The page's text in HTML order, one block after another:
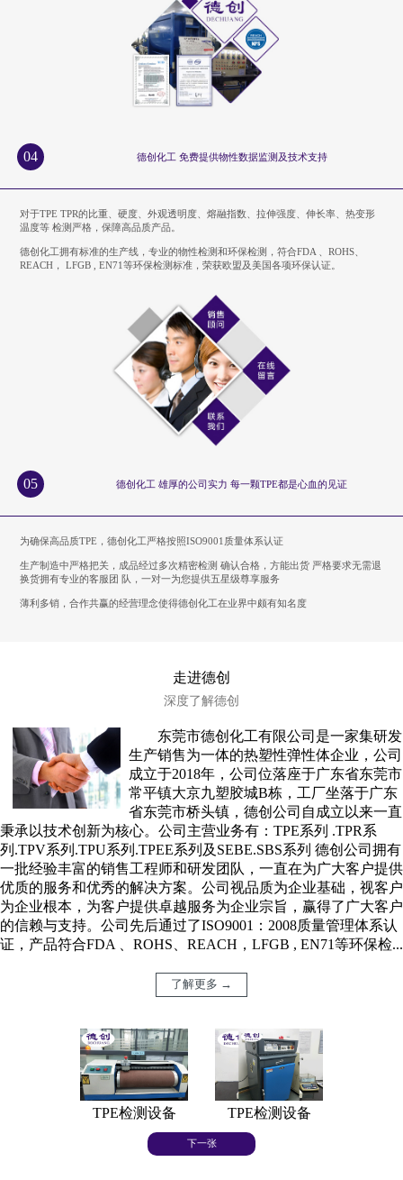
04 德创化工 免费提供物性数据监测及技术支持
对于TPE TPR的比重、硬度、外观透明度、熔融指数、拉伸强度、伸长率、热变形
温度等 检测严格，保障高品质产品。
德创化工拥有标准的生产线，专业的物性检测和环保检测，符合FDA 、ROHS、
REACH， LFGB , EN71等环保检测标准，荣获欧盟及美国各项环保认证。
05 德创化工 雄厚的公司实力 每一颗TPE都是心血的见证
为确保高品质TPE，德创化工严格按照ISO9001质量体系认证
生产制造中严格把关，成品经过多次精密检测 确认合格，方能出货 严格要求无需退
换货拥有专业的客服团 队，一对一为您提供五星级尊享服务
薄利多销，合作共赢的经营理念使得德创化工在业界中颇有知名度
走进德创
深度了解德创
东莞市德创化工有限公司是一家集研发
生产销售为一体的热塑性弹性体企业，公司
成立于2018年，公司位落座于广东省东莞市
常平镇大京九塑胶城B栋，工厂坐落于广东
省东莞市桥头镇，德创公司自成立以来一直
秉承以技术创新为核心。公司主营业务有：TPE系列 .TPR系
列.TPV系列.TPU系列.TPEE系列及SEBE.SBS系列 德创公司拥有
一批经验丰富的销售工程师和研发团队，一直在为广大客户提供
优质的服务和优秀的解决方案。公司视品质为企业基础，视客户
为企业根本，为客户提供卓越服务为企业宗旨，赢得了广大客户
的信赖与支持。公司先后通过了ISO9001：2008质量管理体系认
证，产品符合FDA 、ROHS、REACH，LFGB , EN71等环保检...
了解更多 →
TPE检测设备 TPE检测设备
下一张